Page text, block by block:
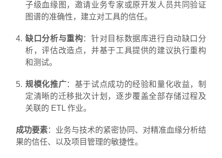
子级血缘图，邀请业务专家或原开发人员共同验证
图谱的准确性，建立对工具的信任。
缺口分析与重构：针对目标数据库进行自动缺口分
析，评估改造点，并基于工具提供的建议执行重构
和测试。
规模化推广：基于试点成功的经验和量化收益，制
定清晰的迁移批次计划，逐步覆盖全部存储过程及
关联的 ETL 作业。
成功要素：业务与技术的紧密协同、对精准血缘分析结
果的信任、以及项目管理的敏捷性。